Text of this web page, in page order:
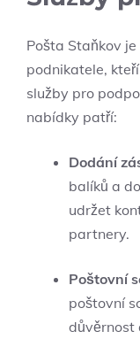
Pošta Staňkov
podnikatele,
služby pro
nabídky patří:
Dodání
balíků a
udržet
partnery.
Poštovní
poštovní
důvěrnost